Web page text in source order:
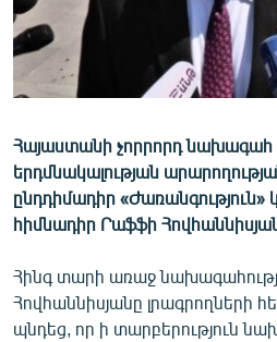
ՄԵԿՆԱԲԱՆՈՒԹՅՈՒՆ
ՏՏ ԵՒ ԻՆՏԵՐՆԵՏ
ԱՐԽԻՎ
ՏԵՍԱՆՅՈՒԹԵՐ
ԲԱՆԱՎԵՃ
ՓՈԴՔԱՍԹ
Հայաստանի չորրորդ նախագահ
երդմնակալության
ընդդիմադիր «Ժառանգություն»
հիմնադիր Րաֆֆի
Հինգ տարի առաջ
Հովհաննիսյանը լրագրողների
պնդեց, որ ի տարբերություն